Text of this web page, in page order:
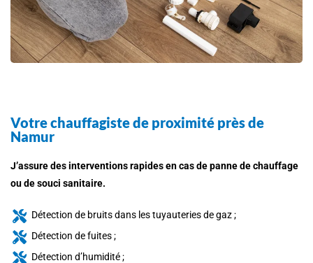
Votre chauffagiste de proximité près de
Namur
J’assure des interventions rapides en cas de panne de chauffage
ou de souci sanitaire.
Détection de bruits dans les tuyauteries de gaz ;
Détection de fuites ;
Détection d’humidité ;